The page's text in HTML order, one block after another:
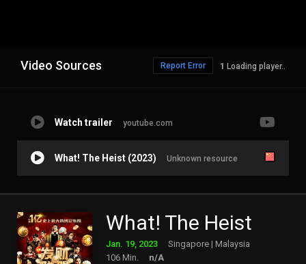
Video Sources 1 Loading player..
Report Error
Watch trailer youtube.com
What! The Heist (2023) Unknown resource
What! The Heist
Jan. 19, 2023
Singapore | Malaysia
106 Min.
n/A